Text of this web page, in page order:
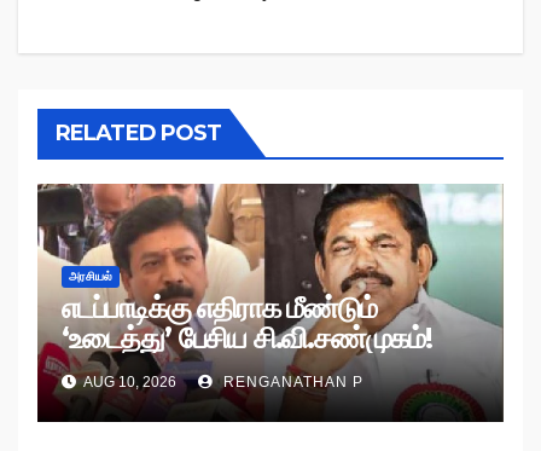
RELATED POST
அரசியல்
எடப்பாடிக்கு எதிராக மீண்டும்
‘உடைத்து’ பேசிய சி.வி.சண்முகம்!
AUG 10, 2026 RENGANATHAN P